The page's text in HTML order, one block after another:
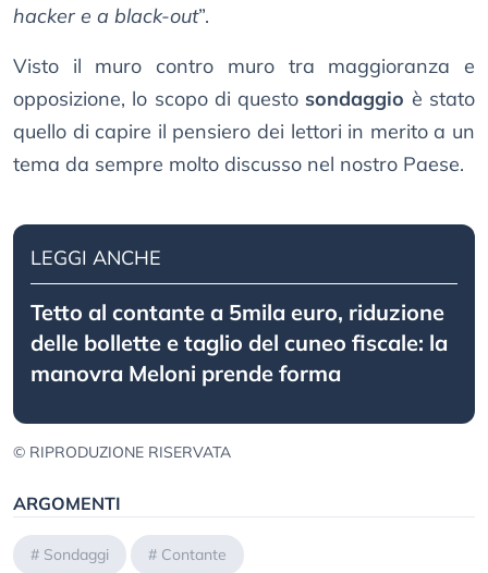
hacker e a black-out”.
Visto il muro contro muro tra maggioranza e
opposizione, lo scopo di questo sondaggio è stato
quello di capire il pensiero dei lettori in merito a un
tema da sempre molto discusso nel nostro Paese.
LEGGI ANCHE
Tetto al contante a 5mila euro, riduzione
delle bollette e taglio del cuneo fiscale: la
manovra Meloni prende forma
© RIPRODUZIONE RISERVATA
ARGOMENTI
# Sondaggi # Contante